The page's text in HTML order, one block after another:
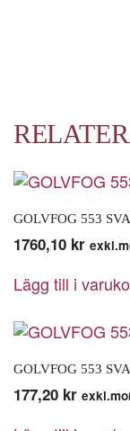
GOLVFOG 553
1760,10 kr
Lägg till i
GOLVFOG 553
177,20 kr